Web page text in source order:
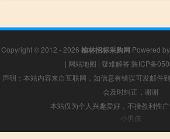
Copyright © 2012 - 2026 榆林招标采购网 Powered by
| 网站地图 | 疑难解答 陕ICP备
声明：本站内容来自互联网，如信息有错误可发邮件
会及时纠正，谢谢
本站仅为个人兴趣爱好，不接盈利性
小男孩